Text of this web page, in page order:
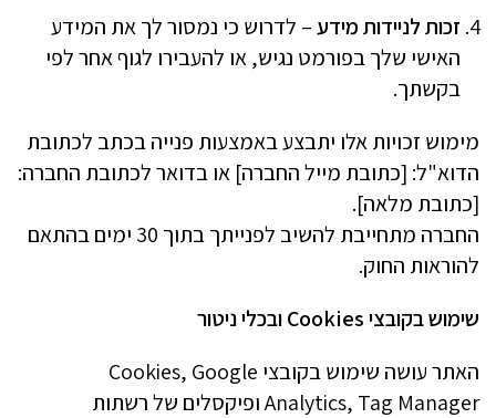
זכות לניידות מידע– לדרוש כי נמסור לך את המידע
האישי שלך בפורמט נגיש, או להעבירו לגוף אחר לפי
בקשתך.
מימוש זכויות אלו יתבצע באמצעות פנייה בכתב לכתובת
הדוא"ל: [כתובת מייל החברה] או בדואר לכתובת החברה:
[כתובת מלאה].
החברה מתחייבת להשיב לפנייתך בתוך 30 ימים בהתאם
להוראות החוק.
שימוש בקובצי
ובכלי ניטור
האתר עושה שימוש בקובצי Cookies, Google
Analytics, Tag Manager ופיקסלים של רשתות